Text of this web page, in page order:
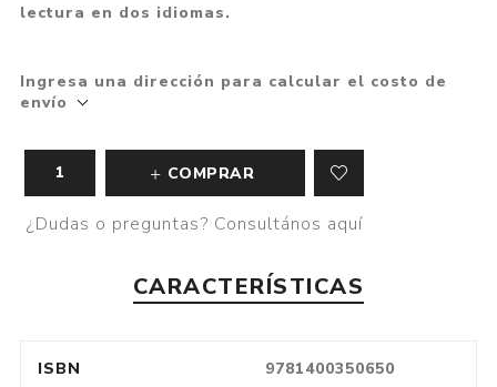
lectura en dos idiomas.
Ingresa una dirección para calcular el costo de
envío
COMPRAR
¿Dudas o preguntas? Consultános aquí
CARACTERÍSTICAS
ISBN 9781400350650